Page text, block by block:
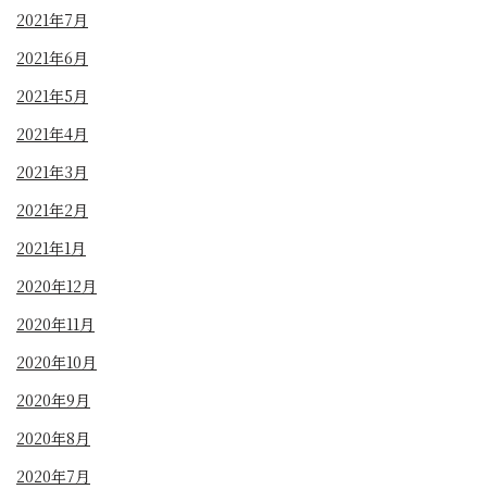
2021年7月
2021年6月
2021年5月
2021年4月
2021年3月
2021年2月
2021年1月
2020年12月
2020年11月
2020年10月
2020年9月
2020年8月
2020年7月